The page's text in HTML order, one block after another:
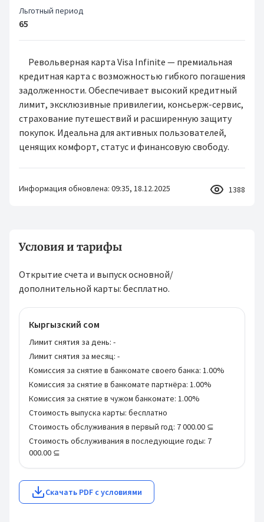
Льготный период
65
Револьверная карта Visa Infinite — премиальная
кредитная карта с возможностью гибкого погашения
задолженности. Обеспечивает высокий кредитный
лимит, эксклюзивные привилегии, консьерж-сервис,
страхование путешествий и расширенную защиту
покупок. Идеальна для активных пользователей,
ценящих комфорт, статус и финансовую свободу.
Информация обновлена: 09:35, 18.12.2025 1388
Условия и тарифы
Открытие счета и выпуск основной/
дополнительной карты: бесплатно.
Кыргызский сом
Лимит снятия за день: -
Лимит снятия за месяц: -
Комиссия за снятие в банкомате своего банка: 1.00%
Комиссия за снятие в банкомате партнёра: 1.00%
Комиссия за снятие в чужом банкомате: 1.00%
Стоимость выпуска карты: бесплатно
Стоимость обслуживания в первый год: 7 000.00 ⊆
Стоимость обслуживания в последующие годы: 7
000.00 ⊆
Скачать PDF с условиями